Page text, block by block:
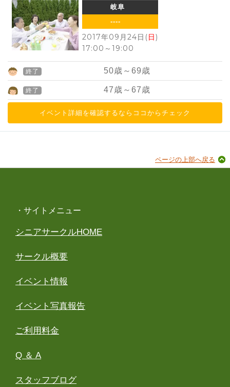
岐阜
----
2017年09月24日(日)
17:00 ～ 19:00
終了 50歳～69歳
終了 47歳～67歳
イベント詳細を確認するならココからチェック
ページの上部へ戻る
・サイトメニュー
シニアサークルHOME
サークル概要
イベント情報
イベント写真報告
ご利用料金
Q ＆ A
スタッフブログ